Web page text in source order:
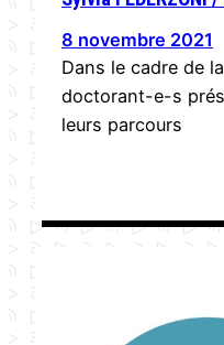
8 novembre 2021
Dans le cadre de
doctorant-e-s
leurs parcours